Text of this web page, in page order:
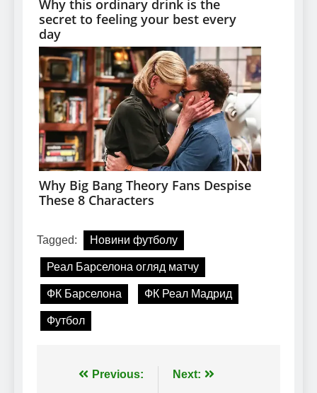
Tagged: Новини футболу
Реал Барселона огляд матчу
ФК Барселона ФК Реал Мадрид
Футбол
Навігація
Previous: Next: